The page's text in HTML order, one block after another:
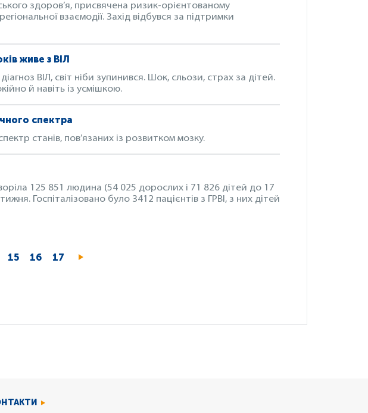
здоров’я, присвячена ризик-орієнтованому
взаємодії. Захід відбувся за підтримки
живе з ВІЛ
ВІЛ, світ ніби зупинився. Шок, сльози, страх за дітей.
й навіть із усмішкою.
спектра
станів, пов’язаних із розвитком мозку.
125 851 людина (54 025 дорослих і 71 826 дітей до 17
Госпіталізовано було 3412 пацієнтів з ГРВІ, з них дітей
Page
15 Page
16 Page
17